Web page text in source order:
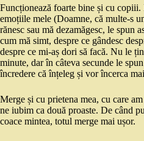
Funcționează foarte bine și cu copiii.
emoțiile mele (Doamne, că multe-s
rănesc sau mă dezamăgesc, le spun
cum mă simt, despre ce gândesc
despre ce mi-aș dori să facă. Nu le
minute, dar în câteva secunde le
încredere că înțeleg și vor încerca
Merge și cu prietena mea, cu care
ne iubim ca două proaste. De când
coace mintea, totul merge mai ușor.